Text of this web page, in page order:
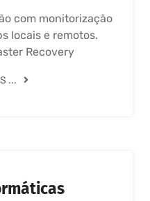
com monitorização
locais e remotos.
Recovery
...